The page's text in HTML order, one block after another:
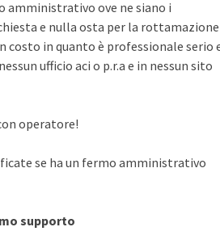
amministrativo ove ne siano i
e nulla osta per la rottamazione
in quanto è professionale serio
ufficio aci o p.r.a e in nessun sito
operatore!
se ha un fermo amministrativo
supporto